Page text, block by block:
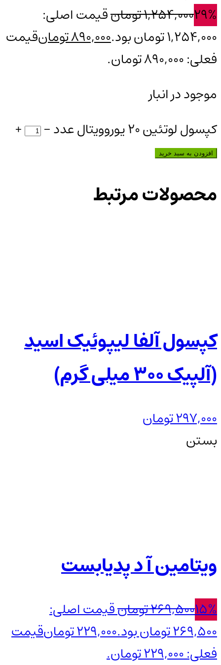
29%
1,254,000تومانقیمت اصلی:
1,254,000 تومان بود.
890,000تومانقیمت
فعلی: 890,000 تومان.
موجود در انبار
کپسول لوتئین 20 یوروویتال عدد
-
+
افزودن به سبد خرید
محصولات مرتبط
کپسول آلفا لیپوئیک اسید
(آلپیک 300 میلی گرم)
297,000تومان
بستن
ویتامین آ د پدیابست
15%
269,500تومانقیمت اصلی:
269,500 تومان بود.
229,000تومانقیمت
فعلی: 229,000 تومان.